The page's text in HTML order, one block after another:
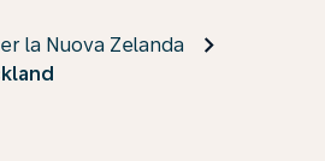
la Nuova Zelanda